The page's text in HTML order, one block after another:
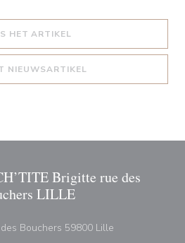
HET ARTIKEL
NIEUWSARTIKEL
Brigitte rue des
LILLE
Bouchers 59800 Lille